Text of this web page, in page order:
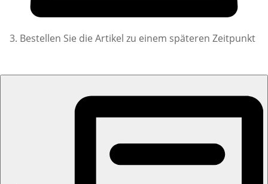
3. Bestellen Sie die Artikel zu einem späteren Zeitpunkt